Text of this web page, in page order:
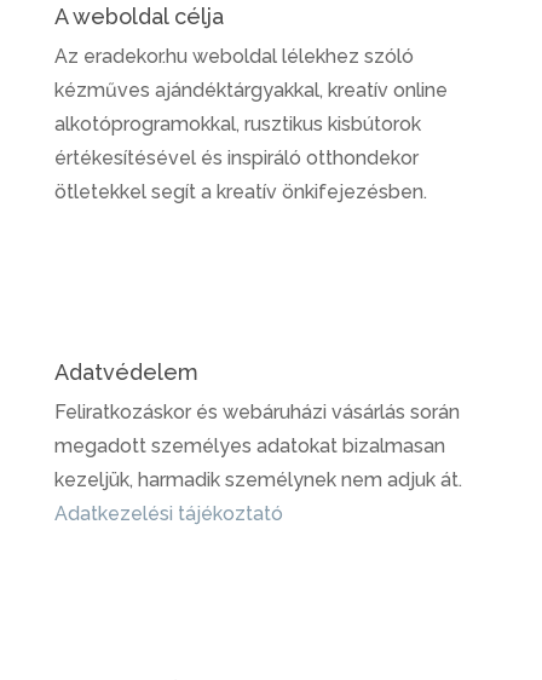
A weboldal célja
Az eradekor.hu weboldal lélekhez szóló
kézműves ajándéktárgyakkal, kreatív online
alkotóprogramokkal, rusztikus kisbútorok
értékesítésével és inspiráló otthondekor
ötletekkel segít a kreatív önkifejezésben.
Adatvédelem
Feliratkozáskor és webáruházi vásárlás során
megadott személyes adatokat bizalmasan
kezeljük, harmadik személynek nem adjuk át.
Adatkezelési tájékoztató